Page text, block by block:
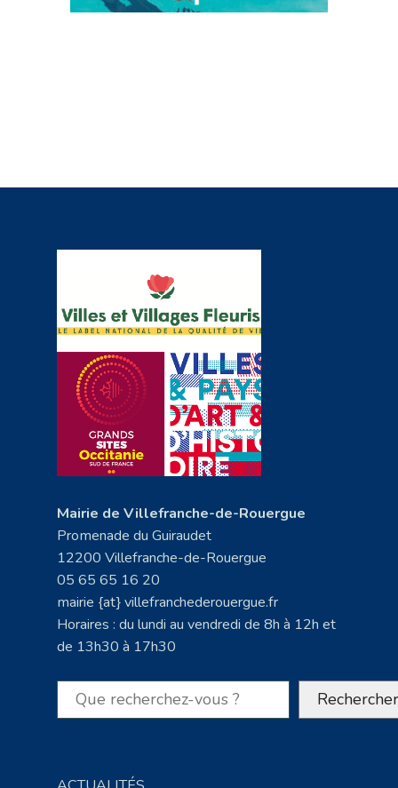
Mairie de Villefranche-de-Rouergue
Promenade du Guiraudet
12200 Villefranche-de-Rouergue
05 65 65 16 20
mairie {at} villefranchederouergue.fr
Horaires : du lundi au vendredi de 8h à 12h et
de 13h30 à 17h30
Rechercher Rechercher